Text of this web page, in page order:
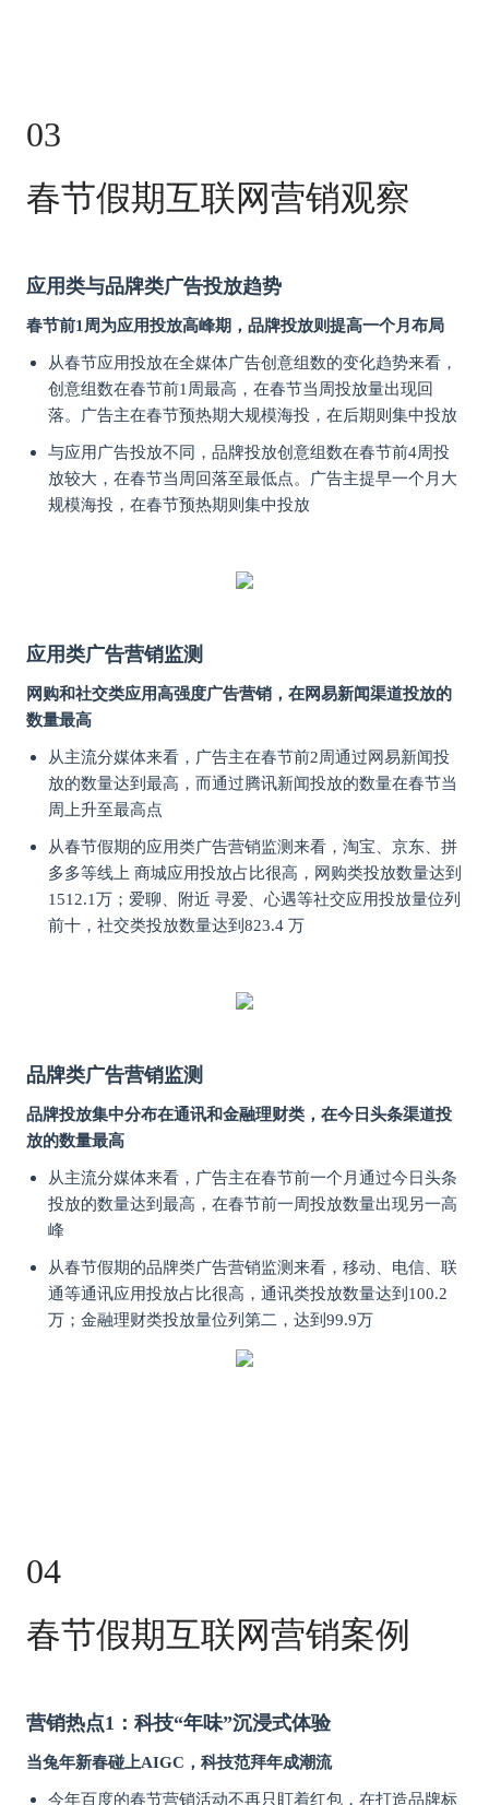
03
春节假期互联网营销观察
应用类与品牌类广告投放趋势
春节前1周为应用投放高峰期，品牌投放则提高一个月布局
从春节应用投放在全媒体广告创意组数的变化趋势来看，
创意组数在春节前1周最高，在春节当周投放量出现回
落。广告主在春节预热期大规模海投，在后期则集中投放
与应用广告投放不同，品牌投放创意组数在春节前4周投
放较大，在春节当周回落至最低点。广告主提早一个月大
规模海投，在春节预热期则集中投放
应用类广告营销监测
网购和社交类应用高强度广告营销，在网易新闻渠道投放的
数量最高
从主流分媒体来看，广告主在春节前2周通过网易新闻投
放的数量达到最高，而通过腾讯新闻投放的数量在春节当
周上升至最高点
从春节假期的应用类广告营销监测来看，淘宝、京东、拼
多多等线上 商城应用投放占比很高，网购类投放数量达到
1512.1万；爱聊、附近 寻爱、心遇等社交应用投放量位列
前十，社交类投放数量达到823.4 万
品牌类广告营销监测
品牌投放集中分布在通讯和金融理财类，在今日头条渠道投
放的数量最高
从主流分媒体来看，广告主在春节前一个月通过今日头条
投放的数量达到最高，在春节前一周投放数量出现另一高
峰
从春节假期的品牌类广告营销监测来看，移动、电信、联
通等通讯应用投放占比很高，通讯类投放数量达到100.2
万；金融理财类投放量位列第二，达到99.9万
04
春节假期互联网营销案例
营销热点1：科技“年味”沉浸式体验
当兔年新春碰上AIGC，科技范拜年成潮流
今年百度的春节营销活动不再只盯着红包，在打造品牌标